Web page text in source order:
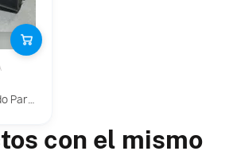
500
con el mismo